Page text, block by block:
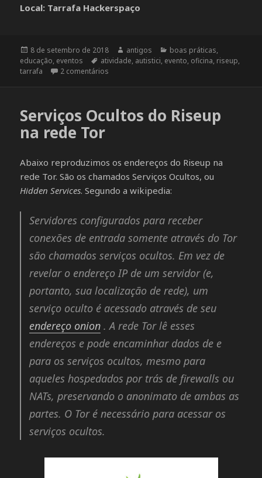
Local: Tarrafa Hackerspaço
Publicado
em
8 de setembro de 2018 Autor
antigos Categorias
boas práticas,
educação, eventos Tags
atividade, autistici, evento, oficina, riseup,
tarrafa
2 comentários
Serviços Ocultos do Riseup
na rede Tor
Abaixo reproduzimos os endereços do Riseup na
rede Tor. São os chamados Serviços Ocultos, ou
Hidden Services. Segundo a wikipedia:
Servidores configurados para receber
conexões de entrada somente através do Tor
são chamados serviços ocultos. Em vez de
revelar o endereço IP de um servidor (e,
portanto, sua localização de rede), um
serviço oculto é acessado através de seu
endereço onion . A rede Tor lê esses
endereços e pode encaminhar dados de e
para os serviços ocultos, mesmo para
aqueles hospedados por trás de firewalls ou
NATs, preservando o anonimato de ambas as
partes. O Tor é necessário para acessar os
serviços ocultos.